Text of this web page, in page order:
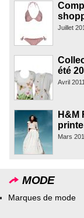
Juillet
été
Avril 2011
H&M
Mars
MODE
Marques de mode